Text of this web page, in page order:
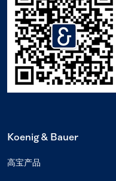
Koenig & Bauer
高宝产品